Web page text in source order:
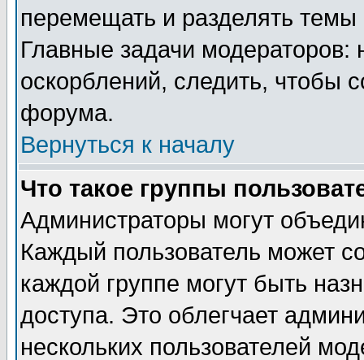
перемещать и разделять
Главные задачи
оскорблений, следить, чтобы
форума.
Вернуться к началу
Что такое группы
Администраторы могут
Каждый пользователь может
каждой группе могут быть
доступа. Это облегчает
нескольких пользователей